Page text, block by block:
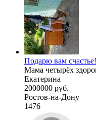
Подарю вам
Мама четырёх
Екатерина
2000000 руб.
Ростов-на-Дону
1476